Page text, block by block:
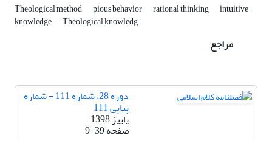
Theological method pious behavior rational thinking intuitive
knowledge Theological knowledg
مراجع
دوره 28، شماره 111 - شماره
پیاپی 111
پاییز 1398
صفحه9-39